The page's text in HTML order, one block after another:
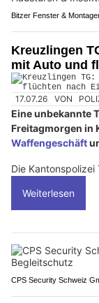
Bitzer Fenster &
Kreuzlingen
mit Auto und
17.07.26 VON
Eine unbekannte
Freitagmorgen in
Waffengeschäft
Die
Weiterlesen
CPS Security Schweiz